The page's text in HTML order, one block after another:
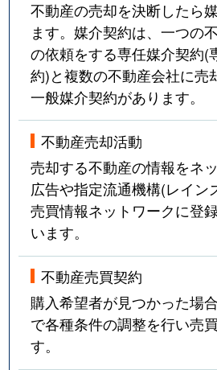
不動産の売却を決断したら
ます。媒介契約は、一つの
の依頼をする専任媒介契約(
約)と複数の不動産会社に売
一般媒介契約があります。
不動産売却活動
売却する不動産の情報をネ
広告や指定流通機構(レイン
売買情報ネットワークに登
います。
不動産売買契約
購入希望者が見つかった場
で各種条件の調整を行い売
す。